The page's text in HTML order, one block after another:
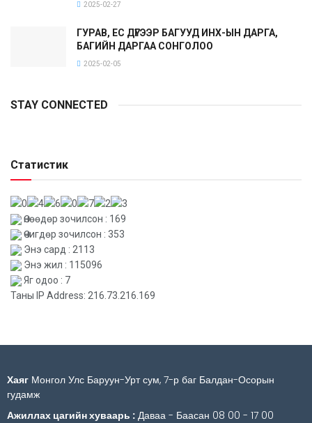
2025-02-27
ГУРАВ, ЕС ДҮГЭЭР БАГУУД ИНХ-ЫН ДАРГА,
БАГИЙН ДАРГАА СОНГОЛОО
2025-02-05
STAY CONNECTED
Статистик
Өнөөдөр зочилсон : 169
Өчигдөр зочилсон : 353
Энэ сард : 2113
Энэ жил : 115096
Яг одоо : 7
Таны IP Address: 216.73.216.169
Хаяг Монгол Улс Баруун-Урт сум, 7-р баг Балдан-Осорын
гудамж
Ажиллах цагийн хуваарь : Даваа - Баасан 08 00 - 17 00